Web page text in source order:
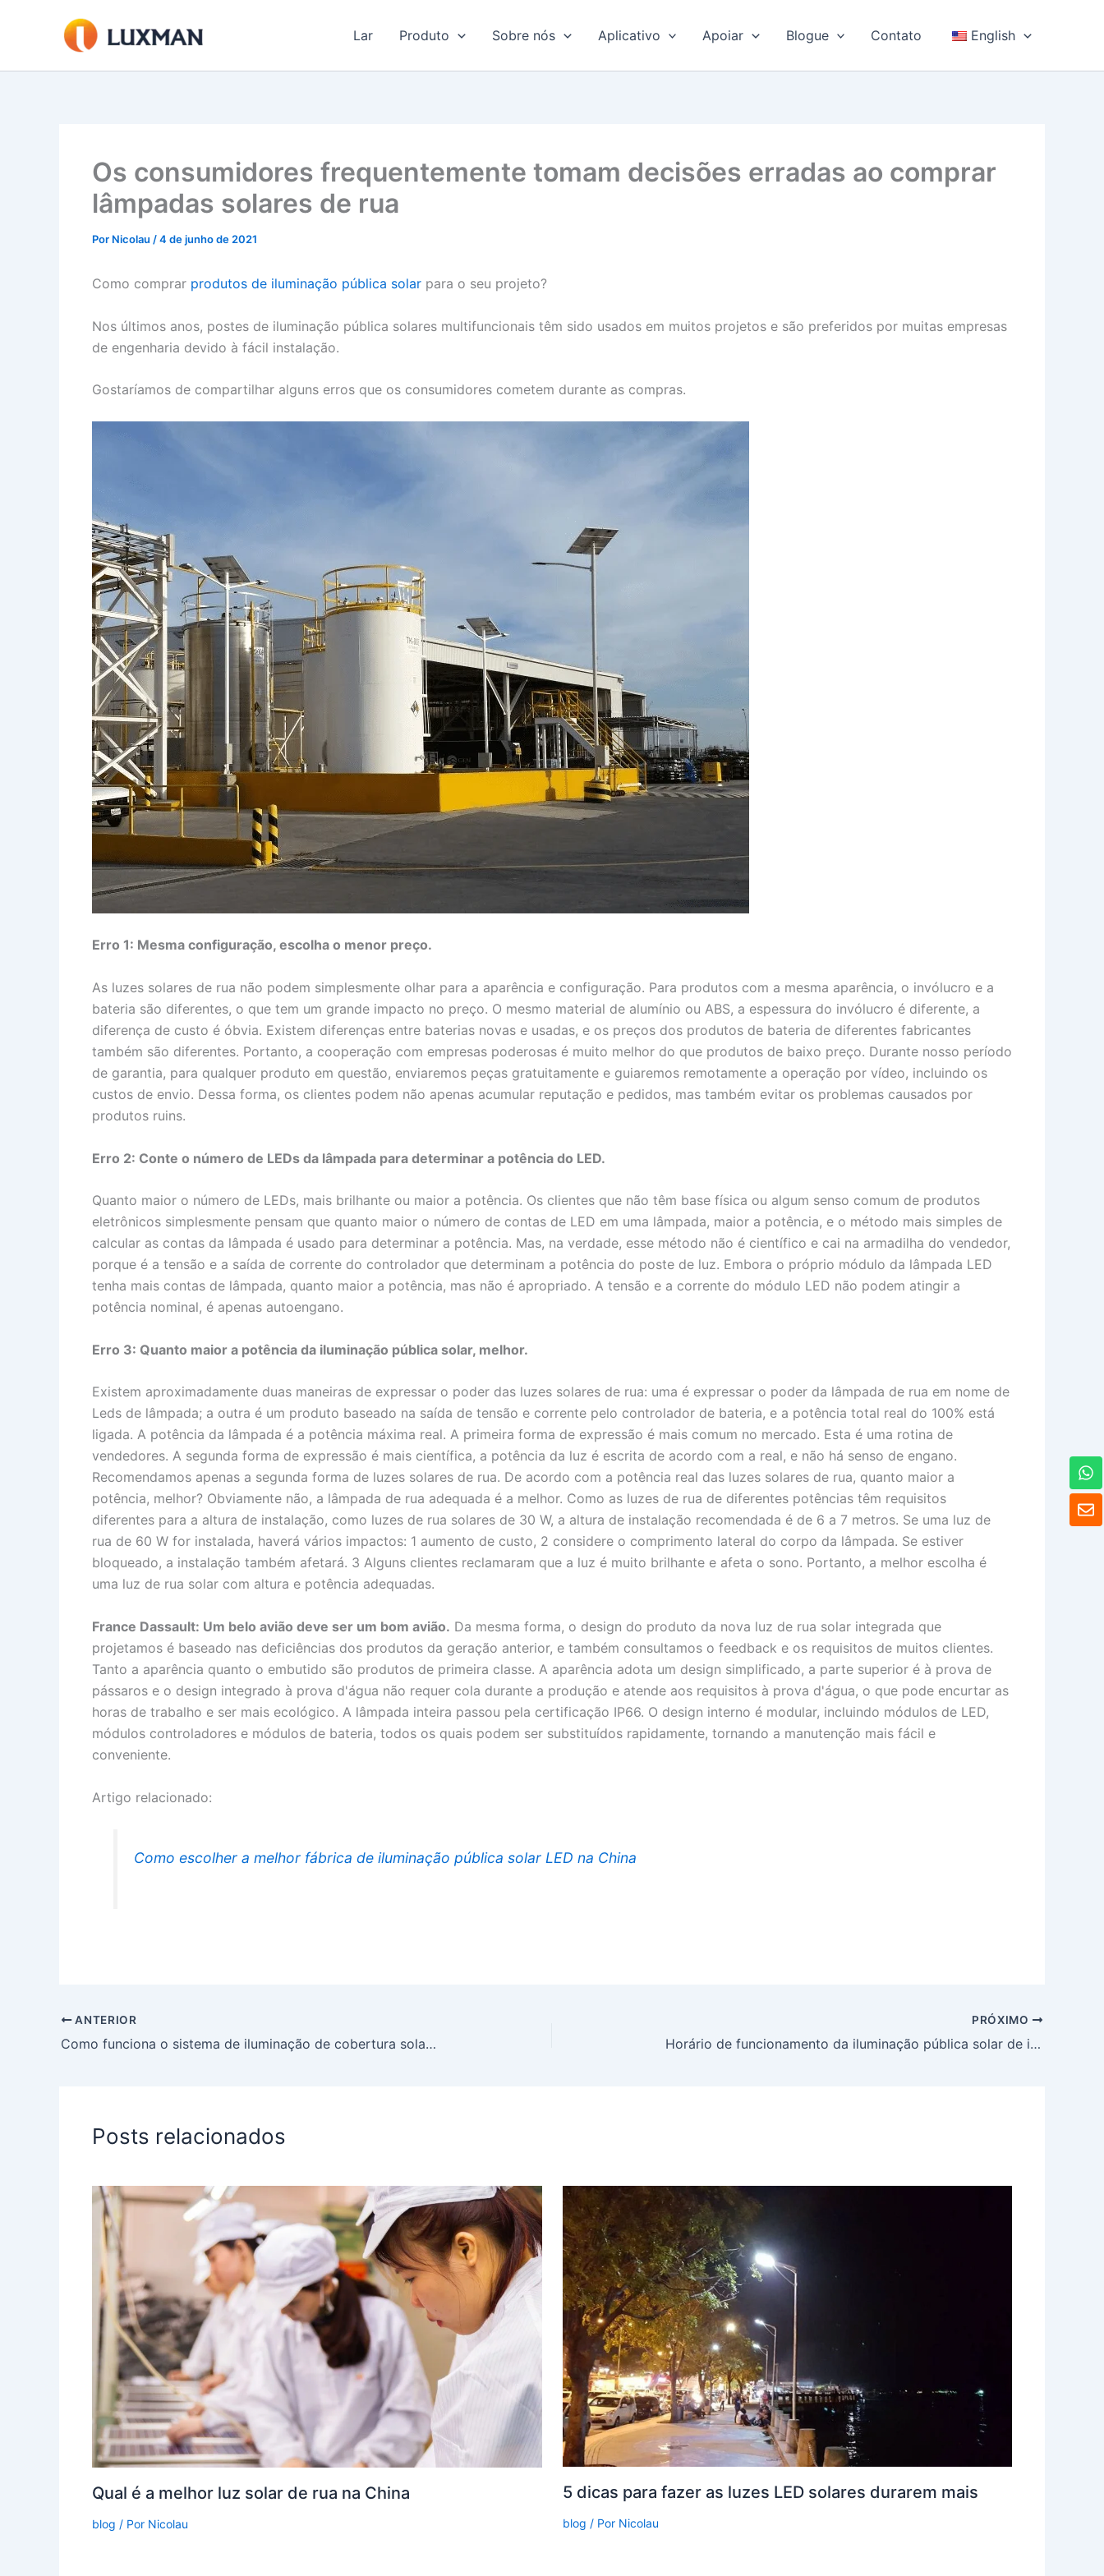
conteúdo
Lar Produto Sobre nós Aplicativo Apoiar Blogue Contato English
Os consumidores frequentemente tomam decisões erradas ao comprar
lâmpadas solares de rua
Por Nicolau /4 de junho de 2021
Como comprar produtos de iluminação pública solar para o seu projeto?
Nos últimos anos, postes de iluminação pública solares multifuncionais têm sido usados em muitos projetos e são preferidos por muitas empresas
de engenharia devido à fácil instalação.
Gostaríamos de compartilhar alguns erros que os consumidores cometem durante as compras.
Erro 1: Mesma configuração, escolha o menor preço.
As luzes solares de rua não podem simplesmente olhar para a aparência e configuração. Para produtos com a mesma aparência, o invólucro e a
bateria são diferentes, o que tem um grande impacto no preço. O mesmo material de alumínio ou ABS, a espessura do invólucro é diferente, a
diferença de custo é óbvia. Existem diferenças entre baterias novas e usadas, e os preços dos produtos de bateria de diferentes fabricantes
também são diferentes. Portanto, a cooperação com empresas poderosas é muito melhor do que produtos de baixo preço. Durante nosso período
de garantia, para qualquer produto em questão, enviaremos peças gratuitamente e guiaremos remotamente a operação por vídeo, incluindo os
custos de envio. Dessa forma, os clientes podem não apenas acumular reputação e pedidos, mas também evitar os problemas causados por
produtos ruins.
Erro 2: Conte o número de LEDs da lâmpada para determinar a potência do LED.
Quanto maior o número de LEDs, mais brilhante ou maior a potência. Os clientes que não têm base física ou algum senso comum de produtos
eletrônicos simplesmente pensam que quanto maior o número de contas de LED em uma lâmpada, maior a potência, e o método mais simples de
calcular as contas da lâmpada é usado para determinar a potência. Mas, na verdade, esse método não é científico e cai na armadilha do vendedor,
porque é a tensão e a saída de corrente do controlador que determinam a potência do poste de luz. Embora o próprio módulo da lâmpada LED
tenha mais contas de lâmpada, quanto maior a potência, mas não é apropriado. A tensão e a corrente do módulo LED não podem atingir a
potência nominal, é apenas autoengano.
Erro 3: Quanto maior a potência da iluminação pública solar, melhor.
Existem aproximadamente duas maneiras de expressar o poder das luzes solares de rua: uma é expressar o poder da lâmpada de rua em nome de
Leds de lâmpada; a outra é um produto baseado na saída de tensão e corrente pelo controlador de bateria, e a potência total real do 100% está
ligada. A potência da lâmpada é a potência máxima real. A primeira forma de expressão é mais comum no mercado. Esta é uma rotina de
vendedores. A segunda forma de expressão é mais científica, a potência da luz é escrita de acordo com a real, e não há senso de engano.
Recomendamos apenas a segunda forma de luzes solares de rua. De acordo com a potência real das luzes solares de rua, quanto maior a
potência, melhor? Obviamente não, a lâmpada de rua adequada é a melhor. Como as luzes de rua de diferentes potências têm requisitos
diferentes para a altura de instalação, como luzes de rua solares de 30 W, a altura de instalação recomendada é de 6 a 7 metros. Se uma luz de
rua de 60 W for instalada, haverá vários impactos: 1 aumento de custo, 2 considere o comprimento lateral do corpo da lâmpada. Se estiver
bloqueado, a instalação também afetará. 3 Alguns clientes reclamaram que a luz é muito brilhante e afeta o sono. Portanto, a melhor escolha é
uma luz de rua solar com altura e potência adequadas.
France Dassault: Um belo avião deve ser um bom avião. Da mesma forma, o design do produto da nova luz de rua solar integrada que
projetamos é baseado nas deficiências dos produtos da geração anterior, e também consultamos o feedback e os requisitos de muitos clientes.
Tanto a aparência quanto o embutido são produtos de primeira classe. A aparência adota um design simplificado, a parte superior é à prova de
pássaros e o design integrado à prova d'água não requer cola durante a produção e atende aos requisitos à prova d'água, o que pode encurtar as
horas de trabalho e ser mais ecológico. A lâmpada inteira passou pela certificação IP66. O design interno é modular, incluindo módulos de LED,
módulos controladores e módulos de bateria, todos os quais podem ser substituídos rapidamente, tornando a manutenção mais fácil e
conveniente.
Artigo relacionado:
Como escolher a melhor fábrica de iluminação pública solar LED na China
ANTERIOR
Como funciona o sistema de iluminação de cobertura solar/passarela coberta?
PRÓXIMO
Horário de funcionamento da iluminação pública solar de inverno reduzido | Dicas e conselhos | LUXMAN Solar Light
Posts relacionados
Qual é a melhor luz solar de rua na China
blog / Por Nicolau
5 dicas para fazer as luzes LED solares durarem mais
blog / Por Nicolau
E
n
W
h
a
t
s